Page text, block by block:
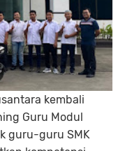
kembali
Guru Modul
guru-guru SMK